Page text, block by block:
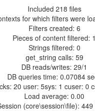
Included 218 files
for which filters were
Filters created: 6
Pieces of content filtered: 1
Strings filtered: 0
get_string calls: 59
DB reads/writes: 29/1
DB queries time: 0.07084
20 user: 5sys: 1 cuser: 0
Load average: 0.00
(core\session\file): 449